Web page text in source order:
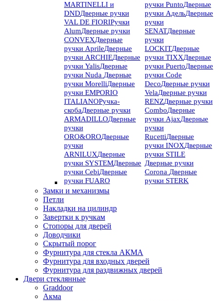
MARTINELLI и
DNDДверные ручки
VAL DE FIORIРучки
AlumДверные ручки
CONVEXДверные
ручки AprileДверные
ручки ARCHIEДверные
ручки YalisДверные
ручки Nuda Дверные
ручки MorelliДверные
ручки EMPORIO
ITALIANOРучка-
скобаДверные ручки
ARMADILLOДверные
ручки
ORO&OROДверные
ручки
ARNILUXДверные
ручки SYSTEMДверные
ручки CebiДверные
ручки FUARO
ручки PuntoДверные
ручки АдельДверные
ручки
SENATДверные
ручки
LOCKITДверные
ручки TIXXДверные
ручки PuertoДверные
ручки Code
DecoДверные ручки
VelaДверные ручки
RENZДверные ручки
ComboДверные
ручки AjaxДверные
ручки
RucettiДверные
ручки INOXДверные
ручки STILE
Дверные ручки
Corona Дверные
ручки STERK
Замки и механизмы
Петли
Накладки на цилиндр
Завертки к ручкам
Стопоры для дверей
Доводчики
Скрытый порог
Фурнитура для стекла АКМА
Фурнитура для входных дверей
Фурнитура для раздвижных дверей
Двери стеклянные
Graddoor
Акма